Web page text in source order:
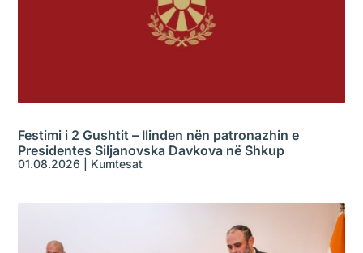
Festimi i 2 Gushtit – Ilinden nën patronazhin e
Presidentes Siljanovska Davkova në Shkup
01.08.2026 Kumtesat